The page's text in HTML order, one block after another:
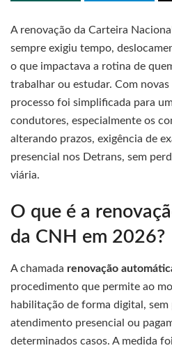
A renovação da Carteira
sempre exigiu tempo,
o que impactava a rotina de
trabalhar ou estudar. Com novas
processo foi simplificada para
condutores, especialmente os
alterando prazos, exigência de
presencial nos Detrans, sem
viária.
O que é a
da CNH em 2026?
A chamada renovação
procedimento que permite ao
habilitação de forma digital,
atendimento presencial ou
determinados casos. A medida